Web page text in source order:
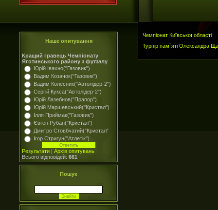
Наше опитування
Кращий гравець Чемпіонату
Яготинського району з футзалу
Юрій Івахно("Газовик")
Вадим Козачок("Газовик")
Вадим Колесник("Автолідер-2")
Сергій Кукса("Автолідер-2")
Юрій Лазебнов("Прапор")
Юрій Маршевський("Кристал")
Ілля Приймак("Газовик")
Євген Рубан("Кристал")
Дмитро Стовбчатий("Кристал"
Ігор Стригун("Атлетік")
Результати | Архів опитувань
Всього відповідей: 661
Пошук
Чемпіонат Київської області
Турнір пам`яті Олександра